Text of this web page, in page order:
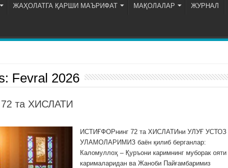
ЖАҲОЛАТГА ҚАРШИ МАЪРИФАТ МАҚОЛАЛАР ЖУРНАЛ
Fevral 2026
та ХИСЛАТИ
ИСТИҒФОРнинг 72 та ХИСЛАТИни УЛУҒ УСТОЗ
УЛАМОЛАРИМИЗ баён қилиб берганлар:
Каломуллоҳ – Қуръони каримнинг муборак ояти
карималаридан ва Жаноби Пайғамбаримиз